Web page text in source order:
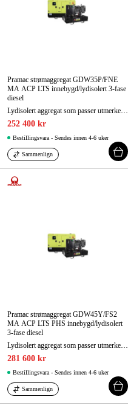
Pramac strømaggregat GDW35P/FNE
MA ACP LTS innebygd/lydisolert 3-fase
diesel
Lydisolert aggregat som passer utmerket som reservekraftaggregat.
252 400 kr
Bestillingsvara - Sendes innen 4-6 uker
Sammenlign
Pramac strømaggregat GDW45Y/FS2
MA ACP LTS PHS innebygd/lydisolert
3-fase diesel
281 600 kr
Bestillingsvara - Sendes innen 4-6 uker
Sammenlign